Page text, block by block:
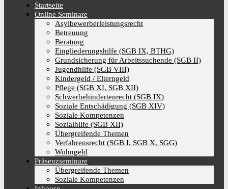
Startseite
Online Seminare
Asylbewerberleistungsrecht
Betreuung
Beratung
Eingliederungshilfe (SGB IX, BTHG)
Grundsicherung für Arbeitssuchende (SGB II)
Jugendhilfe (SGB VIII)
Kindergeld / Elterngeld
Pflege (SGB XI, SGB XII)
Schwerbehindertenrecht (SGB IX)
Soziale Entschädigung (SGB XIV)
Soziale Kompetenzen
Sozialhilfe (SGB XII)
Übergreifende Themen
Verfahrensrecht (SGB I, SGB X, SGG)
Wohngeld
Präsenzseminare
Übergreifende Themen
Soziale Kompetenzen